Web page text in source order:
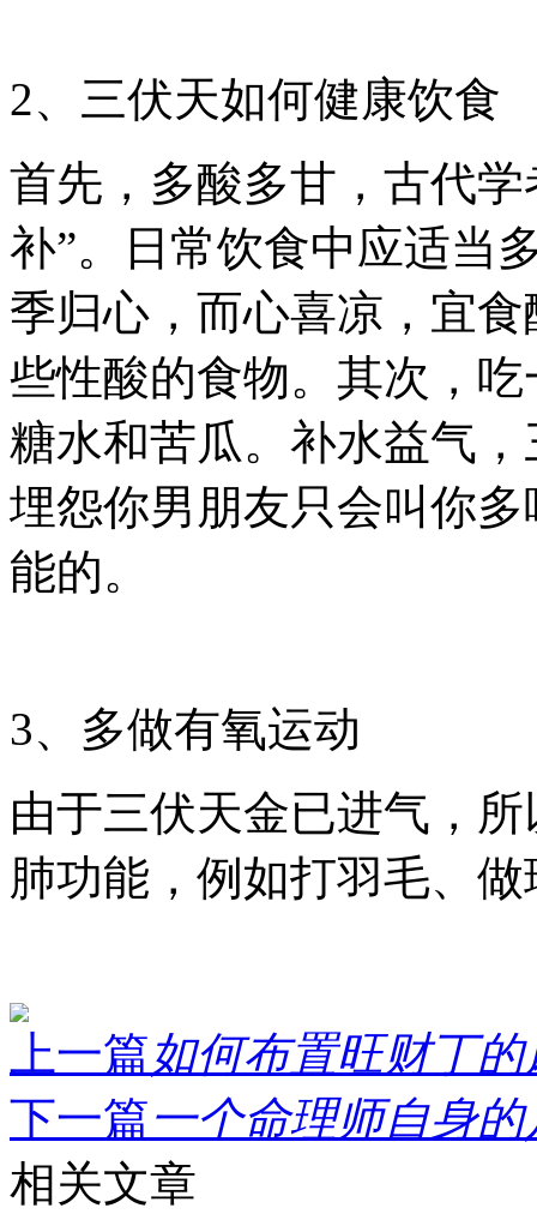
2、三伏天如何健康饮食
首先，多酸多甘，古代
补”。日常饮食中应适当
季归心，而心喜凉，宜
些性酸的食物。其次，
糖水和苦瓜。补水益气
埋怨你男朋友只会叫你
能的。
3、多做有氧运动
由于三伏天金已进气，
肺功能，例如打羽毛、
上一篇如何布置旺财丁的
下一篇一个命理师自身
相关文章